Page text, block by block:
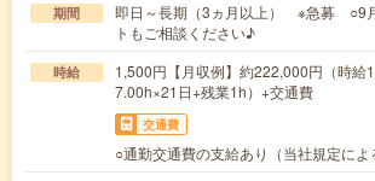
期間
即日～長期（3ヵ月以上） ※急募 ○9
トもご相談ください♪
時給
1,500円【月収例】約222,000円（時給
7.00h×21日+残業1h）+交通費
交通費
○通勤交通費の支給あり（当社規定によ